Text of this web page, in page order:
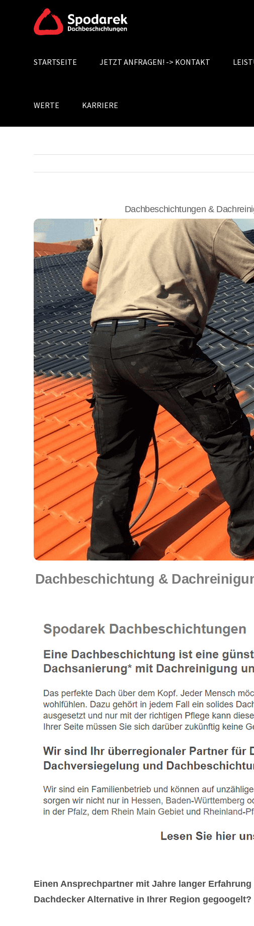
Search
STARTSEITE JETZT ANFRAGEN! -> KONTAKT
WERTE KARRIERE
Dachbeschichtungen &
Dachbeschichtung &
Einen Ansprechpartner mit Jahre langer
Dachdecker Alternative in Ihrer Region